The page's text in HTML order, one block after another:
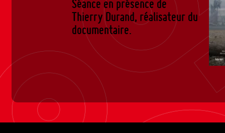
Séance en présence de
Thierry Durand, réalisateur du
documentaire.